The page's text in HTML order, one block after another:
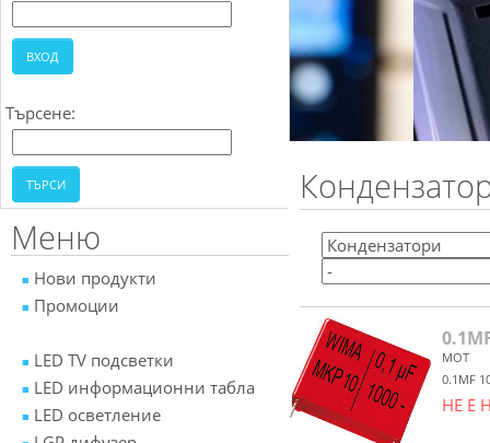
Търсене:
Меню
Нови продукти
Промоции
LED TV подсветки
LED информационни табла
LED осветление
MOT
0.1MF
НЕ Е